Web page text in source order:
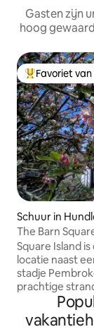
Gasten zijn
hoog
Topfavoriet
Favoriet
Schuur in
The Barn
Square Island
locatie naast
stadje
prachtige
klein stukje rijden. The Barn
omgebouwde